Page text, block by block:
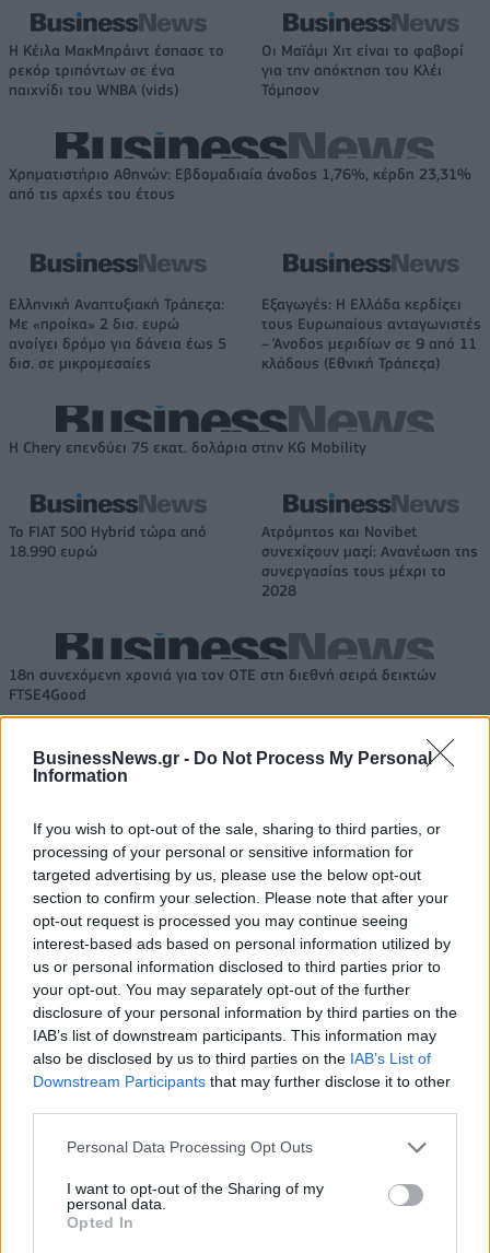
BusinessNews.gr - Do Not Process My Personal
Information
If you wish to opt-out of the sale, sharing to third parties, or
processing of your personal or sensitive information for
targeted advertising by us, please use the below opt-out
section to confirm your selection. Please note that after your
opt-out request is processed you may continue seeing
interest-based ads based on personal information utilized by
us or personal information disclosed to third parties prior to
your opt-out. You may separately opt-out of the further
disclosure of your personal information by third parties on the
IAB’s list of downstream participants. This information may
also be disclosed by us to third parties on the IAB’s List of
Downstream Participants that may further disclose it to other
Personal Data Processing Opt Outs
I want to opt-out of the Sharing of my
personal data.
Opted In
Η Κέιλα ΜακΜπράιντ έσπασε το
ρεκόρ τριπόντων σε ένα
παιχνίδι του WNBA (vids)
Οι Μαϊάμι Χιτ είναι το φαβορί
για την απόκτηση του Κλέι
Τόμπσον
Χρηματιστήριο Αθηνών: Εβδομαδιαία άνοδος 1,76%, κέρδη 23,31%
από τις αρχές του έτους
Ελληνική Αναπτυξιακή Τράπεζα:
Με «προίκα» 2 δισ. ευρώ
ανοίγει δρόμο για δάνεια έως 5
δισ. σε μικρομεσαίες
Εξαγωγές: Η Ελλάδα κερδίζει
τους Ευρωπαίους ανταγωνιστές
– Άνοδος μεριδίων σε 9 από 11
κλάδους (Εθνική Τράπεζα)
Η Chery επενδύει 75 εκατ. δολάρια στην KG Mobility
Το FIAT 500 Hybrid τώρα από
18.990 ευρώ
Ατρόμητος και Novibet
συνεχίζουν μαζί: Ανανέωση της
συνεργασίας τους μέχρι το
2028
18η συνεχόμενη χρονιά για τον ΟΤΕ στη διεθνή σειρά δεικτών
FTSE4Good
Alpha Bank: Για πρώτη φορά το Αρχαίο Θέατρο Επιδαύρου άνοιξε τις
ΠΕΡΙΣΣΌΤΕΡΑ ΣΕ ΑΥΤΉ ΤΗΝ ΚΑΤΗΓΟΡΊΑ
Πέγκυ Βελλιώτου (KPMG)
Αναγκαιότητα ο
επανασχεδιασμός ρόλων
Νέο κατάστημα Mango στα
10/09/2024 - 15:12